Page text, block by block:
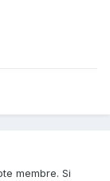
membre. Si